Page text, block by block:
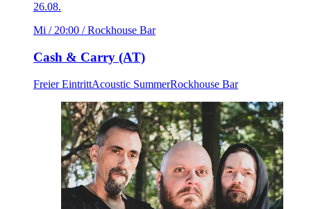
26.08.
Mi / 20:00 / Rockhouse Bar
Cash & Carry (AT)
Freier EintrittAcoustic SummerRockhouse Bar